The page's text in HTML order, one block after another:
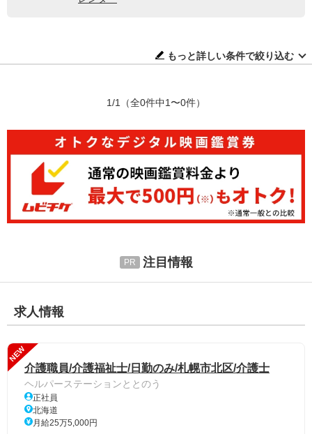
もっと詳しい条件で絞り込む
1/1 （全0件中1〜0件）
注目情報
求人情報
NEW
介護職員/介護福祉士/日勤のみ/札幌市北区/介護士
ヘルパーステーションととのう
正社員
北海道
月給25万5,000円